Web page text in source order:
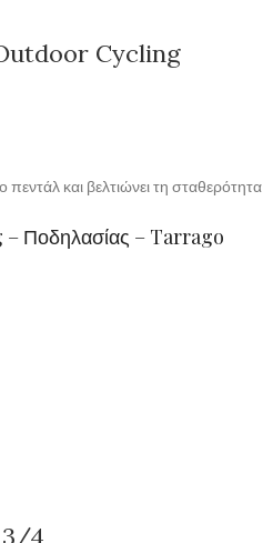
Cycling
πεντάλ και βελτιώνει τη σταθερότητα
Ποδηλασίας – Tarrago
4